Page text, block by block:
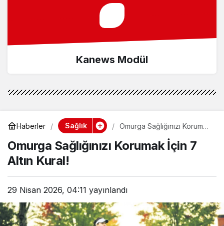
Kanews Modül
Haberler Sağlık
Omurga Sağlığınızı Korumak
Omurga Sağlığınızı Korumak İçin 7
Altın Kural!
29 Nisan 2026, 04:11 yayınlandı